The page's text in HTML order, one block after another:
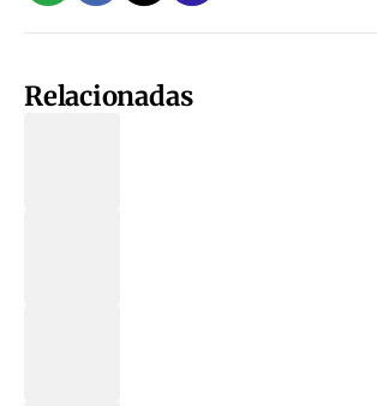
Relacionadas